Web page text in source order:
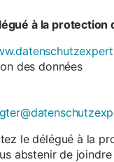
à la protection
des données
le délégué à la
abstenir de